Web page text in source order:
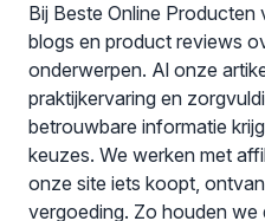
Bij Beste Online
blogs en product reviews
onderwerpen. Al onze
praktijkervaring en
betrouwbare informatie
keuzes. We werken met
onze site iets koopt,
vergoeding. Zo houden we